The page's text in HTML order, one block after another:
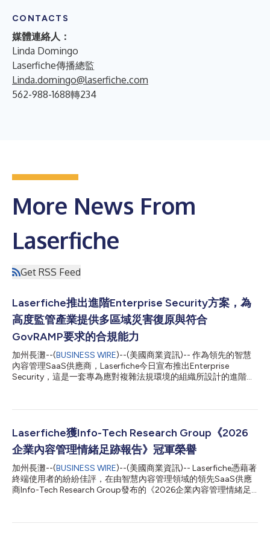
CONTACTS
媒體連絡人：
Linda Domingo
Laserfiche傳播總監
Linda.domingo@laserfiche.com
562-988-1688轉234
More News From
Laserfiche
Get RSS Feed
Laserfiche推出進階Enterprise Security方案，為
高度監管產業提供多區域災害復原與符合
GovRAMP要求的合規能力
加州長灘--(BUSINESS WIRE)--(美國商業資訊)-- 作為領先的智慧
內容管理SaaS供應商，Laserfiche今日宣布推出Enterprise
Security，這是一套專為應對複雜法規環境的組織所設計的進階安
事司法資訊服務）安全性要求。對於處理受保護的公民、法律或企
化防禦能力。 隨著組織日益重視資料管理責任與企業治理，企業
IT 領導者需要一套能夠保護資料且不降低營運效率的安全架構。
Laserfiche Enterprise Security透過多區域資料複製、針對特權帳
戶的提升式安全控制措施，以及內建治理防護機制，擴展
Laserfiche Cloud高度韌性的基礎架構。 Laserfiche技術長Michael
Allen表示：「維護資料完整性與合規性一直是Laserfiche營運的核
心重點。透過Enterpris...
Laserfiche獲Info-Tech Research Group《2026
企業內容管理情緒足跡報告》冠軍榮譽
加州長灘--(BUSINESS WIRE)--(美國商業資訊)-- Laserfiche憑藉著
終端使用者的紛紛佳評，在由智慧內容管理領域的領先SaaS供應
商Info-Tech Research Group發布的《2026企業內容管理情緒足
提供的卓越客戶體驗。 「我們很榮幸獲Info-Tech Research Group